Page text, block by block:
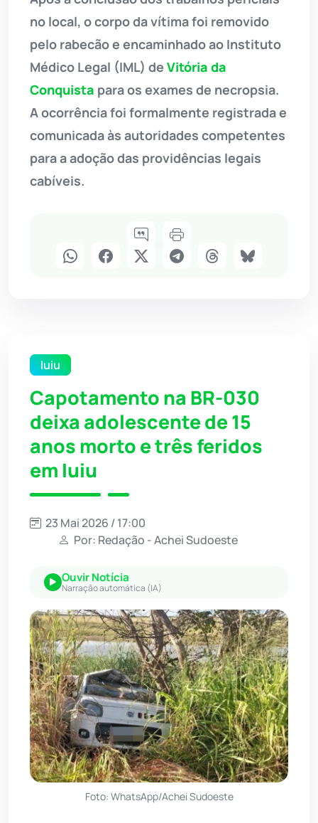
no local, o corpo da vítima foi removido
pelo rabecão e encaminhado ao Instituto
Médico Legal (IML) de Vitória da
Conquista para os exames de necropsia.
A ocorrência foi formalmente registrada e
comunicada às autoridades competentes
para a adoção das providências legais
cabíveis.
Iuiu
Capotamento na BR-030
deixa adolescente de 15
anos morto e três feridos
em Iuiu
23 Mai 2026 / 17:00
Por: Redação - Achei Sudoeste
Ouvir Notícia
Narração automática (IA)
Foto: WhatsApp/Achei Sudoeste